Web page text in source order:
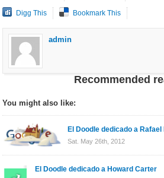
Digg This Bookmark This
admin
Recommended
You might also like:
El Doodle dedicado a
Sat. May 26th, 2012
El Doodle dedicado a Howard Carter